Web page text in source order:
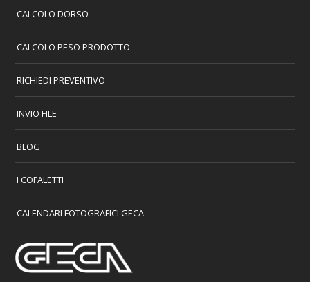
CALCOLO DORSO
CALCOLO PESO PRODOTTO
RICHIEDI PREVENTIVO
INVIO FILE
BLOG
I COFALETTI
CALENDARI FOTOGRAFICI GECA